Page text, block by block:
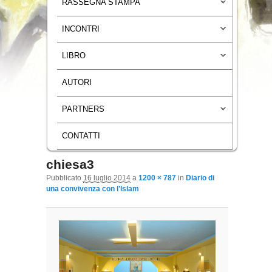
RASSEGNA STAMPA
INCONTRI
LIBRO
AUTORI
PARTNERS
CONTATTI
Navigazione immagini
chiesa3
Pubblicato 16 luglio 2014a 1200 × 787in Diario di
una convivenza con l’Islam